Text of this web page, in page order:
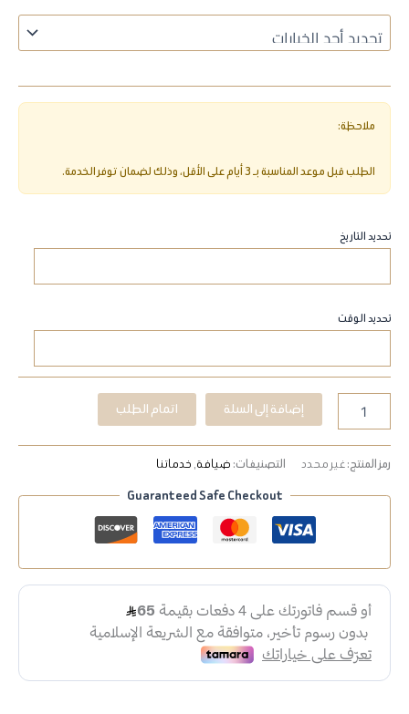
تحديد التاريخ
تحديد الوقت
إضافة إلى السلة اتمام الطلب
رمز المنتج:غير محدد التصنيفات: ضيافة, خدماتنا
Guaranteed Safe Checkout